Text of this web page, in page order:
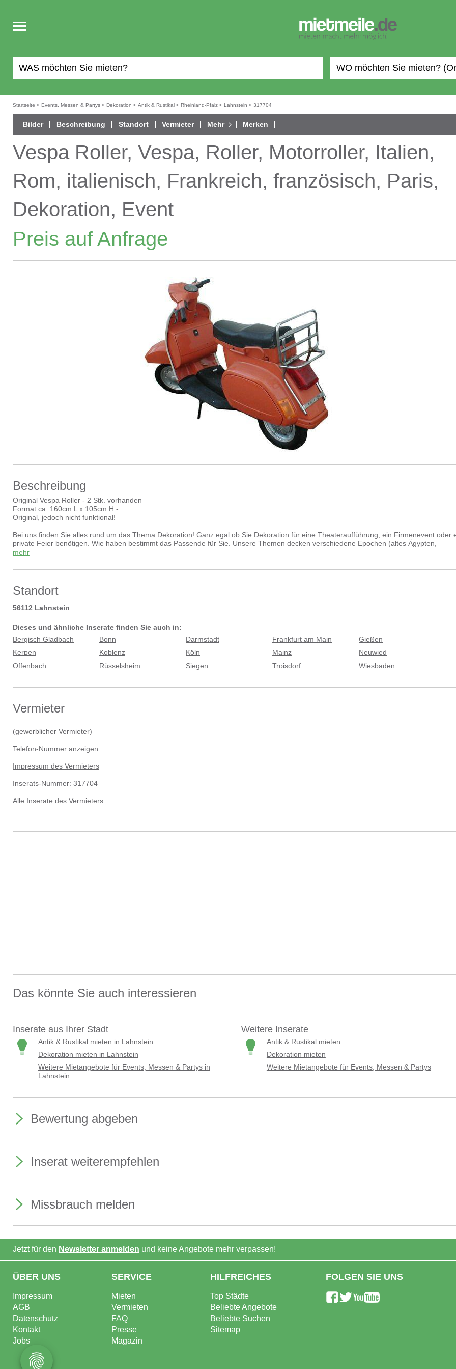
Toggle
navigation
Startseite > Events, Messen & Partys> Dekoration > Antik & Rustikal> Rheinland-Pfalz> Lahnstein > 317704
Bilder Beschreibung Standort Vermieter Mehr Merken
Vespa Roller, Vespa, Roller, Motorroller, Italien,
Rom, italienisch, Frankreich, französisch, Paris,
Dekoration, Event
Preis auf Anfrage
Beschreibung
Original Vespa Roller - 2 Stk. vorhanden
Format ca. 160cm L x 105cm H -
Original, jedoch nicht funktional!
Bei uns finden Sie alles rund um das Thema Dekoration! Ganz egal ob Sie Dekoration für eine Theateraufführung, ein Firmenevent oder
private Feier benötigen. Wie haben bestimmt das Passende für Sie. Unsere Themen decken verschiedene Epochen (altes Ägypten,
Mittelalter), unterschiedliche Länder (China, Frankreich, Hawaii), Feierlichkeiten wie Weihnachten und Hochzeit, Märchen,
zu mieten.
mehr
Standort
56112 Lahnstein
Dieses und ähnliche Inserate finden Sie auch in:
Bergisch Gladbach
Bonn Darmstadt Frankfurt am Main
Gießen
Kerpen
Koblenz Köln Mainz
Neuwied
Offenbach
Rüsselsheim Siegen Troisdorf Wiesbaden
Vermieter
(gewerblicher Vermieter)
Telefon-Nummer anzeigen
Impressum des Vermieters
Inserats-Nummer: 317704
Alle Inserate des Vermieters
Das könnte Sie auch interessieren
Inserate aus Ihrer Stadt
Antik & Rustikal mieten in Lahnstein
Dekoration mieten in Lahnstein
Weitere Mietangebote für Events, Messen & Partys in
Lahnstein
Weitere Inserate
Antik & Rustikal mieten
Dekoration mieten
Weitere Mietangebote für Events, Messen & Partys
Bewertung abgeben
Inserat weiterempfehlen
Missbrauch melden
Jetzt für den Newsletter anmelden und keine Angebote mehr verpassen!
ÜBER UNS
Impressum
AGB
Datenschutz
Kontakt
Jobs
SERVICE
Mieten
Vermieten
FAQ
Presse
Magazin
HILFREICHES
Top Städte
Beliebte Angebote
Beliebte Suchen
Sitemap
FOLGEN SIE UNS